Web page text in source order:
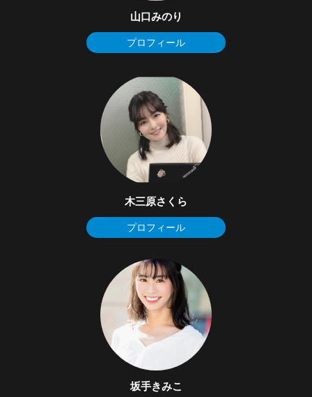
山口みのり
プロフィール
木三原さくら
プロフィール
坂手きみこ